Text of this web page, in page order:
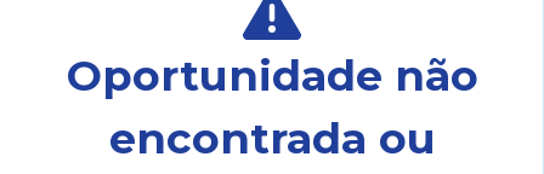
Oportunidade não
encontrada ou